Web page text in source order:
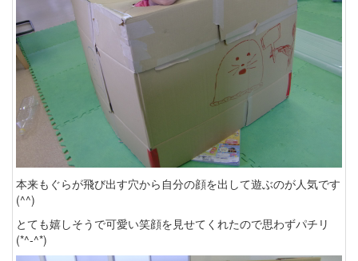
本来もぐらが飛び出す穴から自分の顔を出して遊ぶのが人気です
(^^)
とても嬉しそうで可愛い笑顔を見せてくれたので思わずパチリ
(*^-^*)